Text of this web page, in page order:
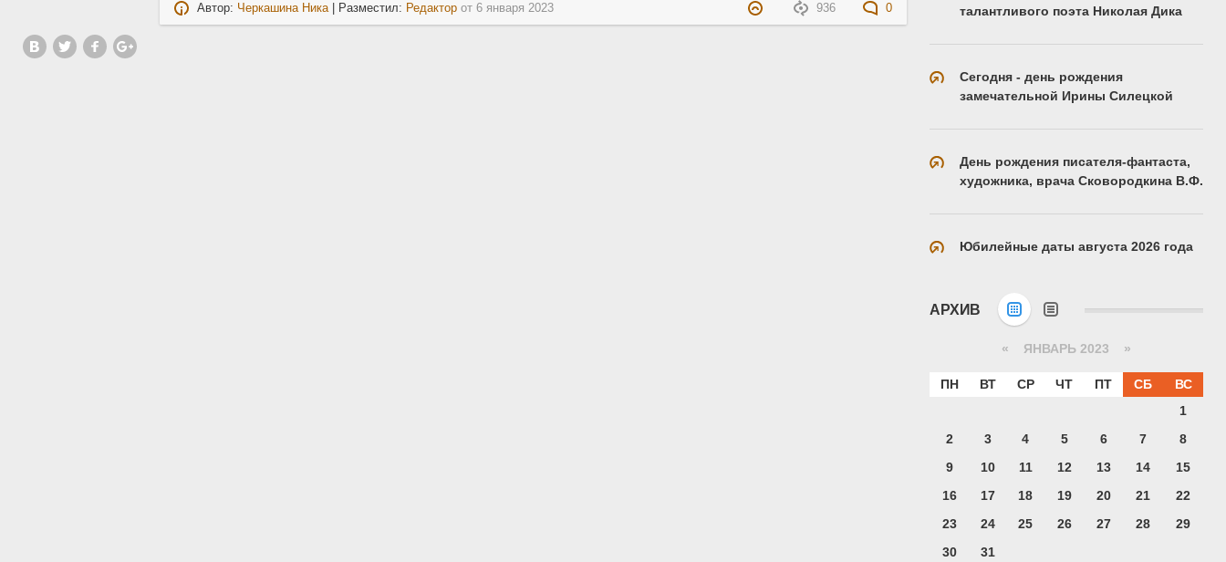
936 0
Автор: Черкашина Ника| Разместил: Редактор от6 января 2023
талантливого поэта Николая Дика
Сегодня - день рождения
замечательной Ирины Силецкой
День рождения писателя-фантаста,
художника, врача Сковородкина В.Ф.
Юбилейные даты августа 2026 года
АРХИВ
« ЯНВАРЬ 2023 »
ПН ВТ СР ЧТ ПТ СБ
ВС
1
2
3 4 5 6 7
8
9
10 11 12 13 14
15
16
17 18 19 20 21
22
23
24 25 26 27 28
29
30
31